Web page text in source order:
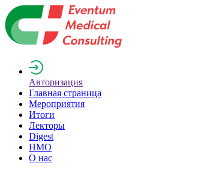
Авторизация
Главная страница
Мероприятия
Итоги
Лекторы
Digest
НМО
О нас